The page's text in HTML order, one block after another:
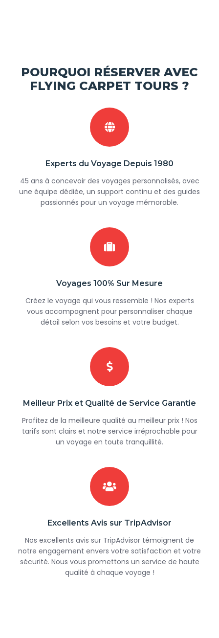
POURQUOI RÉSERVER AVEC
FLYING CARPET TOURS ?
Experts du Voyage Depuis 1980
45 ans à concevoir des voyages personnalisés, avec
une équipe dédiée, un support continu et des guides
passionnés pour un voyage mémorable.
Voyages 100% Sur Mesure
Créez le voyage qui vous ressemble ! Nos experts
vous accompagnent pour personnaliser chaque
détail selon vos besoins et votre budget.
Meilleur Prix et Qualité de Service Garantie
Profitez de la meilleure qualité au meilleur prix ! Nos
tarifs sont clairs et notre service irréprochable pour
un voyage en toute tranquillité.
Excellents Avis sur TripAdvisor
Nos excellents avis sur TripAdvisor témoignent de
notre engagement envers votre satisfaction et votre
sécurité. Nous vous promettons un service de haute
qualité à chaque voyage !